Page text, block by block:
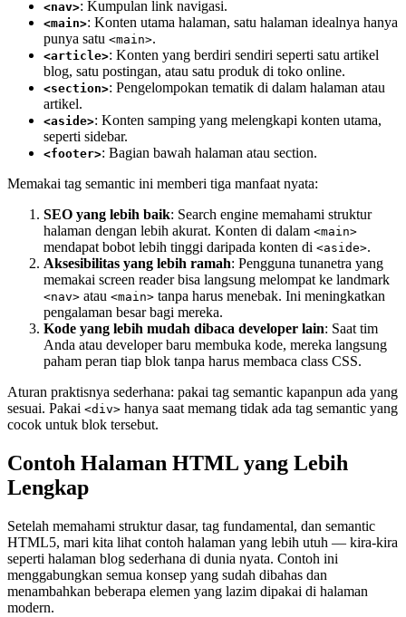
<nav>: Kumpulan link navigasi.
<main>: Konten utama halaman, satu halaman idealnya hanya
punya satu <main>.
<article>: Konten yang berdiri sendiri seperti satu artikel
blog, satu postingan, atau satu produk di toko online.
<section>: Pengelompokan tematik di dalam halaman atau
artikel.
<aside>: Konten samping yang melengkapi konten utama,
seperti sidebar.
<footer>: Bagian bawah halaman atau section.
Memakai tag semantic ini memberi tiga manfaat nyata:
SEO yang lebih baik: Search engine memahami struktur
halaman dengan lebih akurat. Konten di dalam <main>
mendapat bobot lebih tinggi daripada konten di <aside>.
Aksesibilitas yang lebih ramah: Pengguna tunanetra yang
memakai screen reader bisa langsung melompat ke landmark
<nav> atau <main> tanpa harus menebak. Ini meningkatkan
pengalaman besar bagi mereka.
Kode yang lebih mudah dibaca developer lain: Saat tim
Anda atau developer baru membuka kode, mereka langsung
paham peran tiap blok tanpa harus membaca class CSS.
Aturan praktisnya sederhana: pakai tag semantic kapanpun ada yang
sesuai. Pakai <div> hanya saat memang tidak ada tag semantic yang
cocok untuk blok tersebut.
Contoh Halaman HTML yang Lebih
Lengkap
Setelah memahami struktur dasar, tag fundamental, dan semantic
HTML5, mari kita lihat contoh halaman yang lebih utuh — kira-kira
seperti halaman blog sederhana di dunia nyata. Contoh ini
menggabungkan semua konsep yang sudah dibahas dan
menambahkan beberapa elemen yang lazim dipakai di halaman
modern.